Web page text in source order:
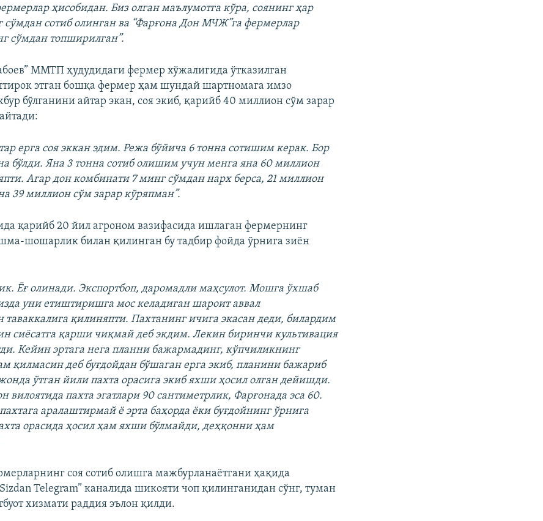
ҳисобидан. Биз олган маълумотга кўра, соянинг ҳар
сўмдан сотиб олинган ва “Фарғона Дон МЧЖ”га фермерлар
сўмдан топширилган”.
ММТП ҳудудидаги фермер хўжалигида ўтказилган
этган бошқа фермер ҳам шундай шартномага имзо
бўлганини айтар экан, соя экиб, қарийб 40 миллион сўм зарар
ерга соя эккан эдим. Режа бўйича 6 тонна сотишим керак. Бор
бўлди. Яна 3 тонна сотиб олишим учун менга яна 60 миллион
Агар дон комбинати 7 минг сўмдан нарх берса, 21 миллион
39 миллион сўм зарар кўряпман”.
қарийб 20 йил агроном вазифасида ишлаган фермернинг
шошарлик билан қилинган бу тадбир фойда ўрнига зиён
Ёғ олинади. Экспортбоп, даромадли маҳсулот. Мошга ўхшаб
уни етиштиришга мос келадиган шароит аввал
таваккалига қилиняпти. Пахтанинг ичига экасан деди, билардим
сиёсатга қарши чиқмай деб экдим. Лекин биринчи культивация
Кейин эртага нега планни бажармадинг, кўпчиликнинг
қилмасин деб буғдойдан бўшаган ерга экиб, планини бажариб
ўтган йили пахта орасига экиб яхши ҳосил олган дейишди.
пахта эгатлари 90 сантиметрлик, Фарғонада эса 60.
аралаштирмай ё эрта баҳорда ёки буғдойнинг ўрнига
орасида ҳосил ҳам яхши бўлмайди, деҳқонни ҳам
соя сотиб олишга мажбурланаётгани ҳақида
Telegram” каналида шикояти чоп қилинганидан сўнг, туман
хизмати раддия эълон қилди.